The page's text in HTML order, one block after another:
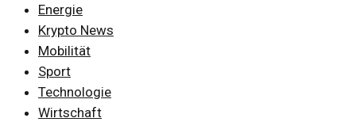
Energie
Krypto News
Mobilität
Sport
Technologie
Wirtschaft